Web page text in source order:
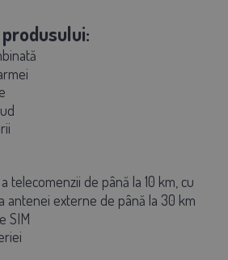
telecomenzii de până la 10 km, cu
antenei externe de până la 30 km
SIM